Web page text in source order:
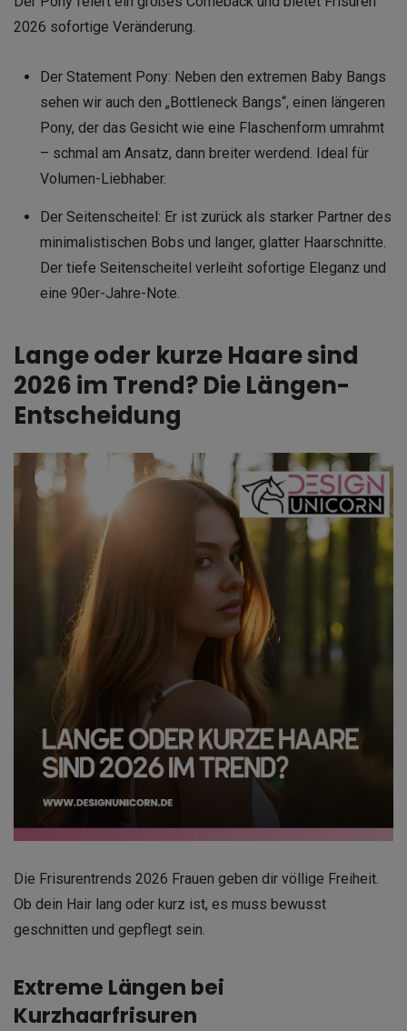
2026 sofortige Veränderung.
Der Statement Pony: Neben den extremen Baby Bangs
sehen wir auch den „Bottleneck Bangs“, einen längeren
Pony, der das Gesicht wie eine Flaschenform umrahmt
– schmal am Ansatz, dann breiter werdend. Ideal für
Volumen-Liebhaber.
Der Seitenscheitel: Er ist zurück als starker Partner des
minimalistischen Bobs und langer, glatter Haarschnitte.
Der tiefe Seitenscheitel verleiht sofortige Eleganz und
eine 90er-Jahre-Note.
Lange oder kurze Haare sind
2026 im Trend? Die Längen-
Entscheidung
Die Frisurentrends 2026 Frauen geben dir völlige Freiheit.
Ob dein Hair lang oder kurz ist, es muss bewusst
geschnitten und gepflegt sein.
Extreme Längen bei
Kurzhaarfrisuren